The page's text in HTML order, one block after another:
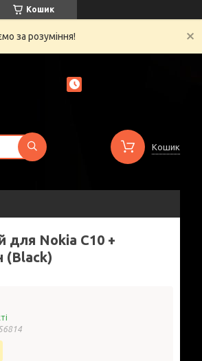
Кошик
за розуміння!
Кошик
для Nokia C10 +
(Black)